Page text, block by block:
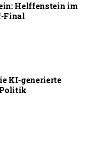
Helffenstein im
Final
KI-generierte